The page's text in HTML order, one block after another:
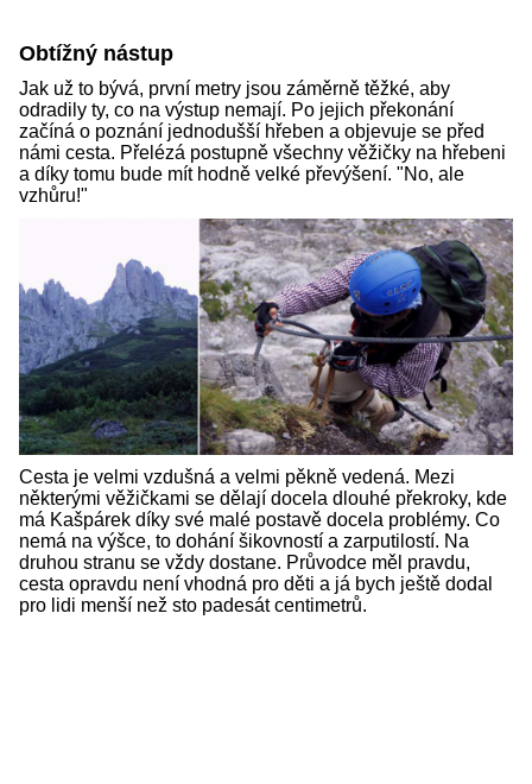
Obtížný nástup
Jak už to bývá, první metry jsou záměrně těžké, aby
odradily ty, co na výstup nemají. Po jejich překonání
začíná o poznání jednodušší hřeben a objevuje se před
námi cesta. Přelézá postupně všechny věžičky na hřebeni
a díky tomu bude mít hodně velké převýšení. "No, ale
vzhůru!"
Cesta je velmi vzdušná a velmi pěkně vedená. Mezi
některými věžičkami se dělají docela dlouhé překroky, kde
má Kašpárek díky své malé postavě docela problémy. Co
nemá na výšce, to dohání šikovností a zarputilostí. Na
druhou stranu se vždy dostane. Průvodce měl pravdu,
cesta opravdu není vhodná pro děti a já bych ještě dodal
pro lidi menší než sto padesát centimetrů.